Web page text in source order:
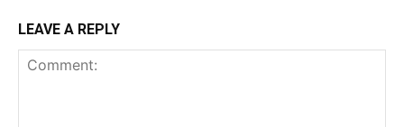
LEAVE A REPLY